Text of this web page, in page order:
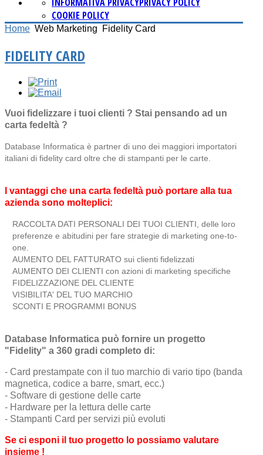
COOKIE POLICY
Home Web Marketing Fidelity Card
FIDELITY CARD
Vuoi fidelizzare i tuoi clienti ? Stai pensando ad un
carta fedeltà ?
Database Informatica è partner di uno dei maggiori importatori
italiani di fidelity card oltre che di stampanti per le carte.
I vantaggi che una carta fedeltà può portare alla tua
azienda sono molteplici:
RACCOLTA DATI PERSONALI DEI TUOI CLIENTI, delle loro
preferenze e abitudini per fare strategie di marketing one-to-
one.
AUMENTO DEL FATTURATO sui clienti fidelizzati
AUMENTO DEI CLIENTI con azioni di marketing specifiche
FIDELIZZAZIONE DEL CLIENTE
VISIBILITA' DEL TUO MARCHIO
SCONTI E PROGRAMMI BONUS
Database Informatica può fornire un progetto
"Fidelity" a 360 gradi completo di:
- Card prestampate con il tuo marchio di vario tipo (banda
magnetica, codice a barre, smart, ecc.)
- Software di gestione delle carte
- Hardware per la lettura delle carte
- Stampanti Card per servizi più evoluti
Se ci esponi il tuo progetto lo possiamo valutare
insieme !